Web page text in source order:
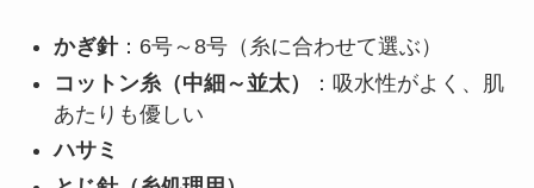
かぎ針：6号～8号（糸に合わせて選ぶ）
コットン糸（中細～並太）
：吸水性がよく、肌
あたりも優しい
ハサミ